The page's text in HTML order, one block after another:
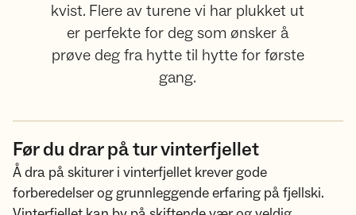
kvist. Flere av turene vi har plukket ut
er perfekte for deg som ønsker å
prøve deg fra hytte til hytte for første
gang.
Før du drar på tur vinterfjellet
Å dra på skiturer i vinterfjellet krever gode
forberedelser og grunnleggende erfaring på fjellski.